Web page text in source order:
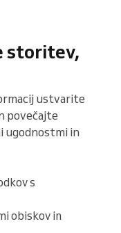
storitev,
ustvarite
povečajte
ugodnostmi in
s
obiskov in